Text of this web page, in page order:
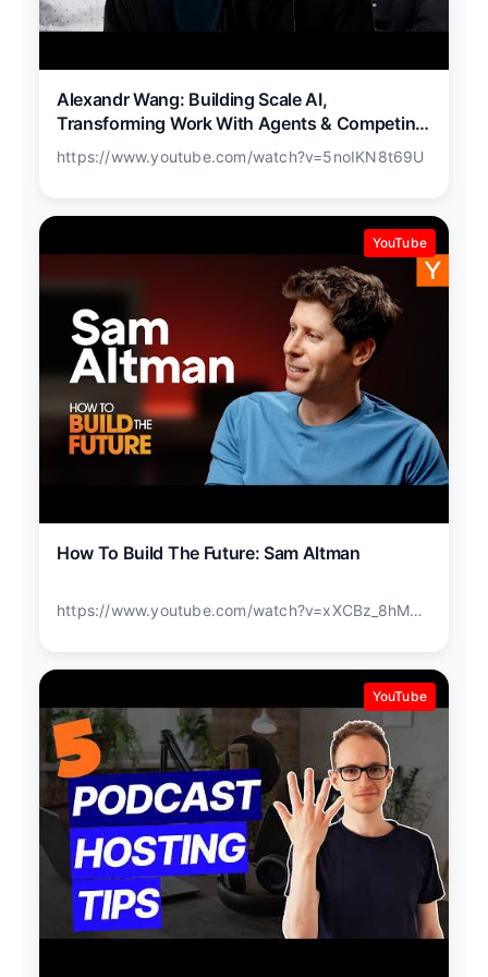
Alexandr Wang: Building Scale AI,
Transforming Work With Agents & Competing
With China
https://www.youtube.com/watch?v=5noIKN8t69U
YouTube
How To Build The Future: Sam Altman
https://www.youtube.com/watch?v=xXCBz_8hM9w
YouTube